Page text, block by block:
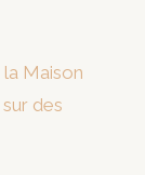
Maison
des